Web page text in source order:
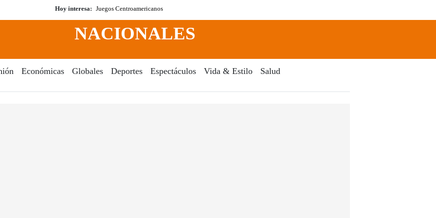
Hoy interesa: Juegos Centroamericanos
Search
NACIONALES
Económicas Globales Deportes Espectáculos Vida & Estilo Salud